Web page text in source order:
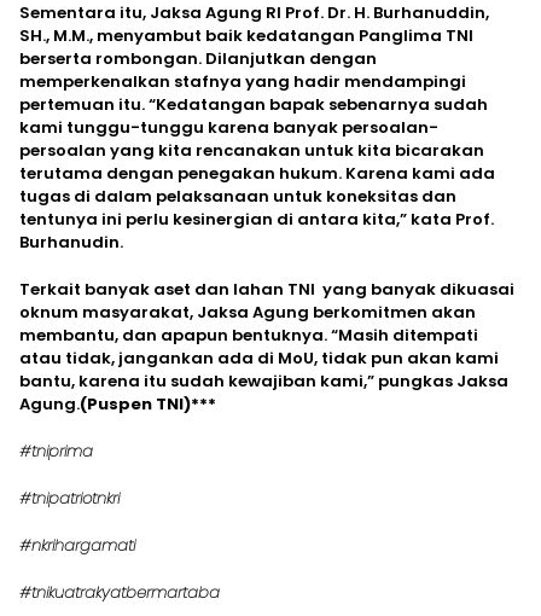
Sementara itu, Jaksa Agung RI Prof. Dr. H. Burhanuddin,
SH., M.M., menyambut baik kedatangan Panglima TNI
berserta rombongan. Dilanjutkan dengan
memperkenalkan stafnya yang hadir mendampingi
pertemuan itu. “Kedatangan bapak sebenarnya sudah
kami tunggu-tunggu karena banyak persoalan-
persoalan yang kita rencanakan untuk kita bicarakan
terutama dengan penegakan hukum. Karena kami ada
tugas di dalam pelaksanaan untuk koneksitas dan
tentunya ini perlu kesinergian di antara kita,” kata Prof.
Burhanudin.
Terkait banyak aset dan lahan TNI yang banyak dikuasai
oknum masyarakat, Jaksa Agung berkomitmen akan
membantu, dan apapun bentuknya. “Masih ditempati
atau tidak, jangankan ada di MoU, tidak pun akan kami
bantu, karena itu sudah kewajiban kami,” pungkas Jaksa
Agung.(Puspen TNI)***
#tniprima
#tnipatriotnkri
#nkrihargamati
#tnikuatrakyatbermartaba